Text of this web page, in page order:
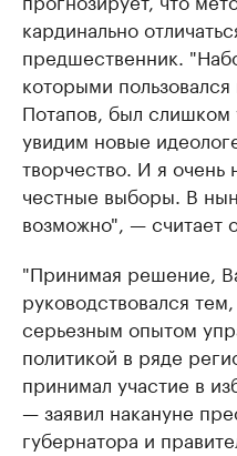
кардинально
предшественник.
которыми
Потапов, был
увидим новые
творчество. И я
честные выборы. В
возможно", — считает
"Принимая решение,
руководствовался
серьезным опытом
политикой в ряде
принимал участие в
— заявил накануне
губернатора и